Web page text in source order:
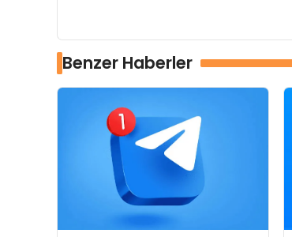
Benzer Haberler